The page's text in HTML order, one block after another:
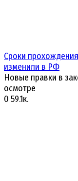
Сроки
изменили в РФ
Новые правки в
осмотре
0 59.1к.